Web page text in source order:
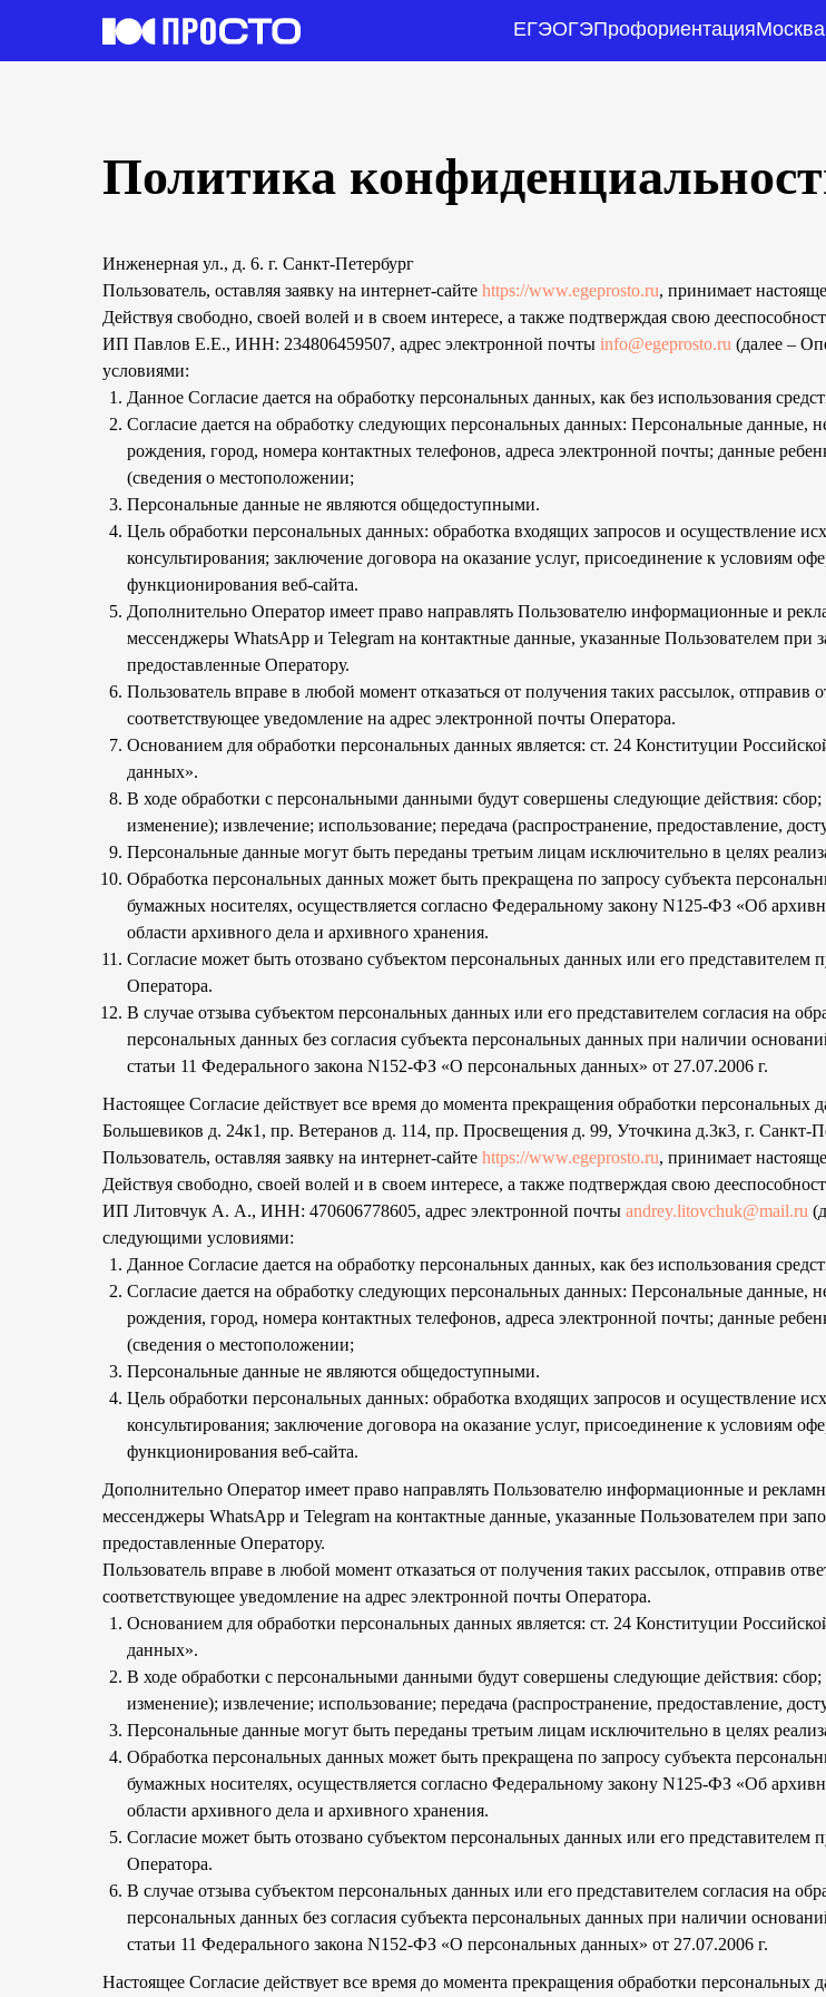
ЕГЭOГЭПрофориентацияМосква
Html code will be here
Политика
Инженерная ул., д. 6. г. Санкт-Петербург
Пользователь, оставляя заявку на интернет-сайте https://www.egeprosto.ru, принимает
Действуя свободно, своей волей и в своем интересе, а также подтверждая свою
ИП Павлов Е.Е., ИНН: 234806459507, адрес электронной почты info@egeprosto.ru (далее –
условиями:
Данное Согласие дается на обработку персональных данных, как без использования
Согласие дается на обработку следующих персональных данных: Персональные
рождения, город, номера контактных телефонов, адреса электронной почты; данные
(сведения о местоположении;
Персональные данные не являются общедоступными.
Цель обработки персональных данных: обработка входящих запросов и осуществление
консультирования; заключение договора на оказание услуг, присоединение к условиям
функционирования веб-сайта.
Дополнительно Оператор имеет право направлять Пользователю информационные и
мессенджеры WhatsApp и Telegram на контактные данные, указанные Пользователем
предоставленные Оператору.
Пользователь вправе в любой момент отказаться от получения таких рассылок,
соответствующее уведомление на адрес электронной почты Оператора.
Основанием для обработки персональных данных является: ст. 24 Конституции
данных».
В ходе обработки с персональными данными будут совершены следующие действия:
изменение); извлечение; использование; передача (распространение, предоставление,
Персональные данные могут быть переданы третьим лицам исключительно в целях
Обработка персональных данных может быть прекращена по запросу субъекта
бумажных носителях, осуществляется согласно Федеральному закону N125-ФЗ «Об
области архивного дела и архивного хранения.
Согласие может быть отозвано субъектом персональных данных или его
Оператора.
В случае отзыва субъектом персональных данных или его представителем согласия на
персональных данных без согласия субъекта персональных данных при наличии
статьи 11 Федерального закона N152-ФЗ «О персональных данных» от 27.07.2006 г.
Настоящее Согласие действует все время до момента прекращения обработки персональных
Большевиков д. 24к1, пр. Ветеранов д. 114, пр. Просвещения д. 99, Уточкина д.3к3, г. Санкт-
Пользователь, оставляя заявку на интернет-сайте https://www.egeprosto.ru, принимает
Действуя свободно, своей волей и в своем интересе, а также подтверждая свою
ИП Литовчук А. А., ИНН: 470606778605, адрес электронной почты andrey.litovchuk@mail.ru
следующими условиями:
Данное Согласие дается на обработку персональных данных, как без использования
Согласие дается на обработку следующих персональных данных: Персональные
рождения, город, номера контактных телефонов, адреса электронной почты; данные
(сведения о местоположении;
Персональные данные не являются общедоступными.
Цель обработки персональных данных: обработка входящих запросов и осуществление
консультирования; заключение договора на оказание услуг, присоединение к условиям
функционирования веб-сайта.
Дополнительно Оператор имеет право направлять Пользователю информационные и
мессенджеры WhatsApp и Telegram на контактные данные, указанные Пользователем при
предоставленные Оператору.
Пользователь вправе в любой момент отказаться от получения таких рассылок, отправив
соответствующее уведомление на адрес электронной почты Оператора.
Основанием для обработки персональных данных является: ст. 24 Конституции
данных».
В ходе обработки с персональными данными будут совершены следующие действия:
изменение); извлечение; использование; передача (распространение, предоставление,
Персональные данные могут быть переданы третьим лицам исключительно в целях
Обработка персональных данных может быть прекращена по запросу субъекта
бумажных носителях, осуществляется согласно Федеральному закону N125-ФЗ «Об
области архивного дела и архивного хранения.
Согласие может быть отозвано субъектом персональных данных или его
Оператора.
В случае отзыва субъектом персональных данных или его представителем согласия на
персональных данных без согласия субъекта персональных данных при наличии
статьи 11 Федерального закона N152-ФЗ «О персональных данных» от 27.07.2006 г.
Настоящее Согласие действует все время до момента прекращения обработки персональных